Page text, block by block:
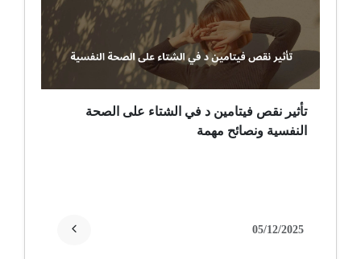
ضمور عصبي ألمي
حساسية
ثعلبة
ألزهايمر (مرض)
تأثير نقص فيتامين د في الشتاء على الصحة
النفسية ونصائح مهمة
05/12/2025